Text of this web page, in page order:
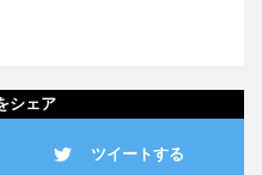
シェア
ツイートする